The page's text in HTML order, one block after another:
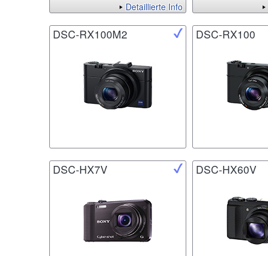
Detaillierte Info
DSC-RX100M2 DSC-RX100
DSC-HX7V DSC-HX60V